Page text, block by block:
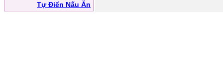
Tự Điển Nấu Ăn